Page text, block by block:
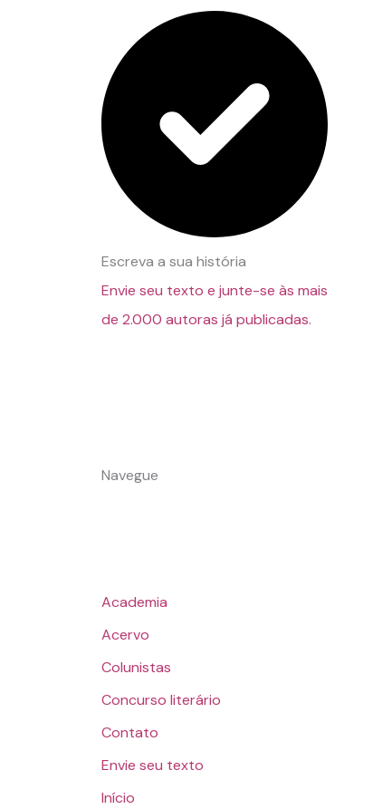
Escreva a sua história
Envie seu texto e junte-se às mais
de 2.000 autoras já publicadas.
Navegue
Academia
Acervo
Colunistas
Concurso literário
Contato
Envie seu texto
Início